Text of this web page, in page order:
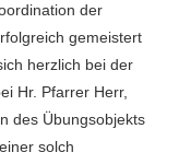
der
gemeistert
herzlich bei der
Hr. Pfarrer Herr,
des Übungsobjekts
solch